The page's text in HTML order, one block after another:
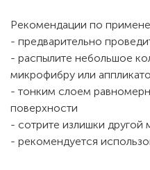
Рекомендации по
- предварительно
- распылите небольшое
микрофибру или
- тонким слоем
поверхности
- сотрите излишки
- рекомендуется